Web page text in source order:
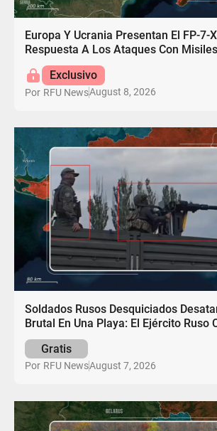
Europa Y Ucrania Presentan El FP-7-
Respuesta A Los Ataques Con
Exclusivo
Por RFU NewsAugust 8, 2026
Soldados Rusos Desquiciados
Brutal En Una Playa: El Ejército Ruso
Gratis
Por RFU NewsAugust 7, 2026